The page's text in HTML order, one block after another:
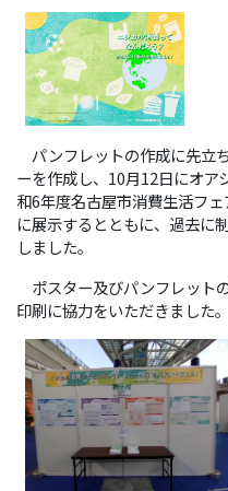
パンフレットの作成に先立
ーを作成し、10月12日にオア
和6年度名古屋市消費生活フ
に展示するとともに、過去に
しました。
ポスター及びパンフレット
印刷に協力をいただきました。